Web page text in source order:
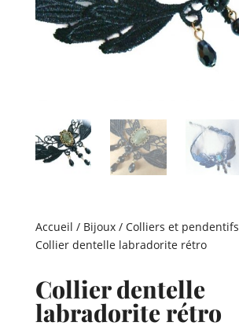
Accueil / Bijoux/ Colliers et pendentifs
Collier dentelle labradorite rétro
Collier dentelle
labradorite rétro